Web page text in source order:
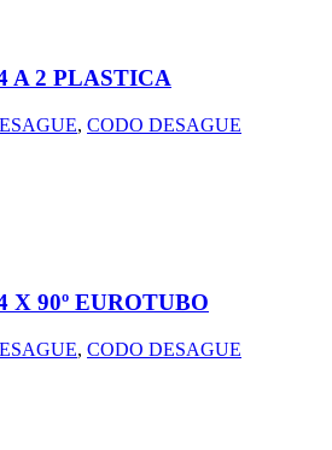
A 2 PLASTICA
, CODO DESAGUE
X 90º EUROTUBO
, CODO DESAGUE